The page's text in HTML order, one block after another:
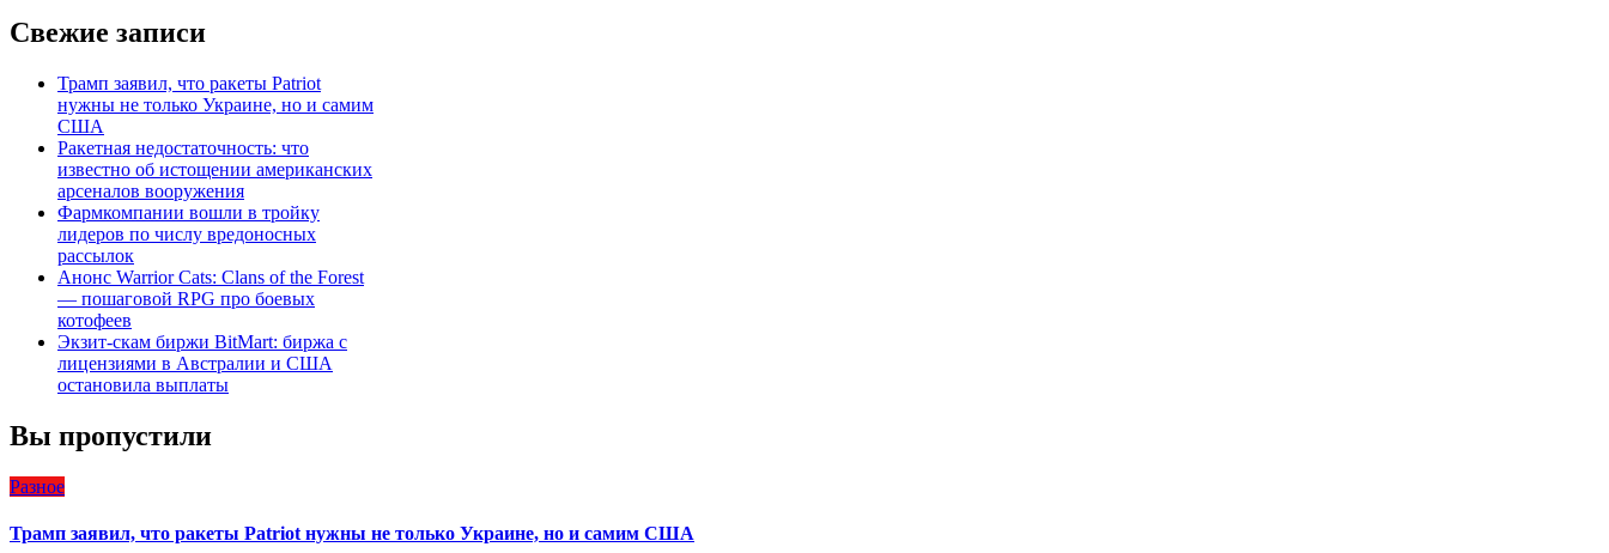
Свежие записи
Трамп заявил, что ракеты Patriot
нужны не только Украине, но и самим
США
Ракетная недостаточность: что
известно об истощении американских
арсеналов вооружения
Фармкомпании вошли в тройку
лидеров по числу вредоносных
рассылок
Анонс Warrior Cats: Clans of the Forest
— пошаговой RPG про боевых
котофеев
Экзит-скам биржи BitMart: биржа с
лицензиями в Австралии и США
остановила выплаты
Вы пропустили
Разное
Трамп заявил, что ракеты Patriot нужны не только Украине, но и самим США